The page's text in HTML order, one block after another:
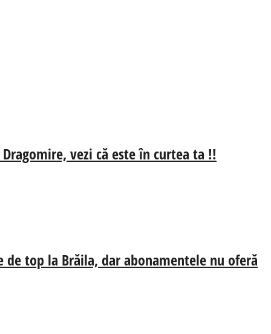
vezi că este în curtea ta !!
de top la Brăila, dar abonamentele nu oferă